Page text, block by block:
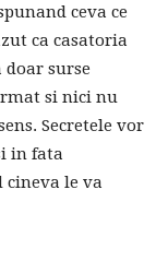
ceva ce
ca casatoria
surse
si nici nu
Secretele vor
in fata
le va